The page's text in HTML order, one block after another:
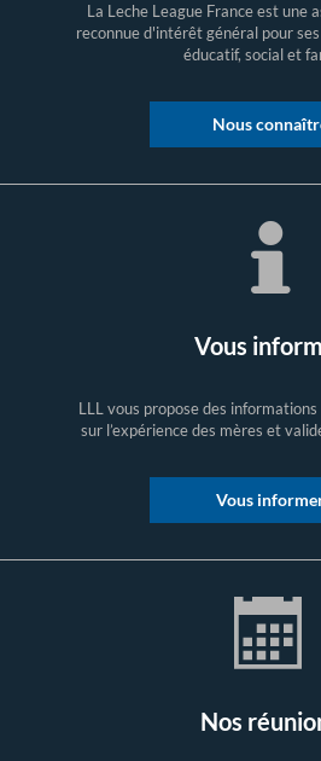
La Leche League France est une
reconnue d'intérêt général pour
éducatif, social et
Nous
Vous
LLL vous propose des
sur l’expérience des mères et
Vous
Nos